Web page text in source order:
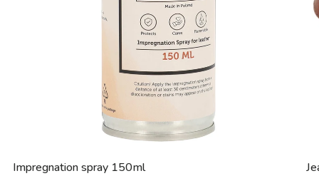
Impregnation spray 150ml